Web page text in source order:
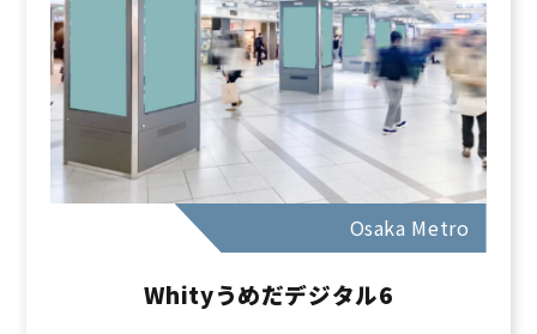
Osaka Metro
Whityうめだデジタル6